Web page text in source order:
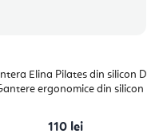
Elina Pilates din silicon D
ergonomice din silicon
110 lei